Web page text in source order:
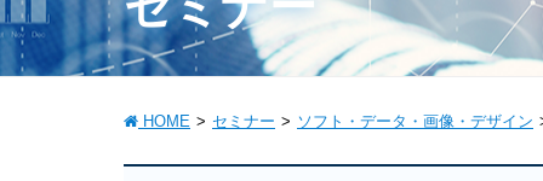
HOME セミナー ソフト・データ・画像・デザイン